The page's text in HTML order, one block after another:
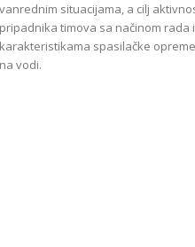
vanrednim situacijama, a cilj
pripadnika timova sa načinom rada
karakteristikama spasilačke
na vodi.